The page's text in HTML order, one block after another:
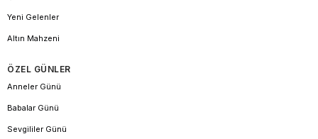
Yeni Gelenler
Altın Mahzeni
ÖZEL GÜNLER
Anneler Günü
Babalar Günü
Sevgililer Günü